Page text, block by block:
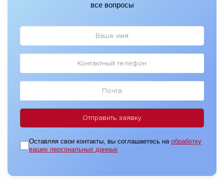
все вопросы
Оставляя свои контакты, вы соглашаетесь на обработку
ваших персональных данных